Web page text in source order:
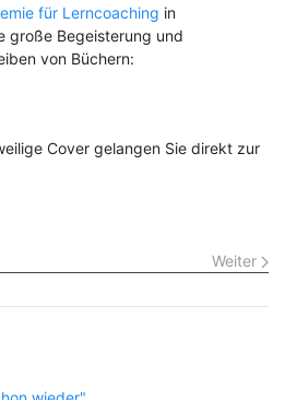
für Lerncoaching in
große Begeisterung und
von Büchern:
Cover gelangen Sie direkt zur
Weiter